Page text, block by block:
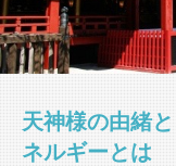
天神様の由緒
ネルギーとは